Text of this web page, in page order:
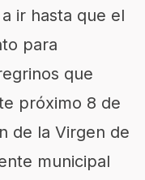
ir hasta que el
para
que
próximo 8 de
de la Virgen de
municipal